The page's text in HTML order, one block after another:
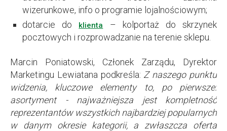
wizerunkowe, info o programie lojalnościowym;
dotarcie do
klienta
– kolportaż do skrzynek
pocztowych i rozprowadzanie na terenie sklepu.
Marcin Poniatowski, Członek Zarządu, Dyrektor
Marketingu Lewiatana podkreśla: Z naszego punktu
widzenia, kluczowe elementy to, po pierwsze:
asortyment - najważniejsza jest kompletność
reprezentantów wszystkich najbardziej popularnych
w danym okresie kategorii, a zwłaszcza oferta